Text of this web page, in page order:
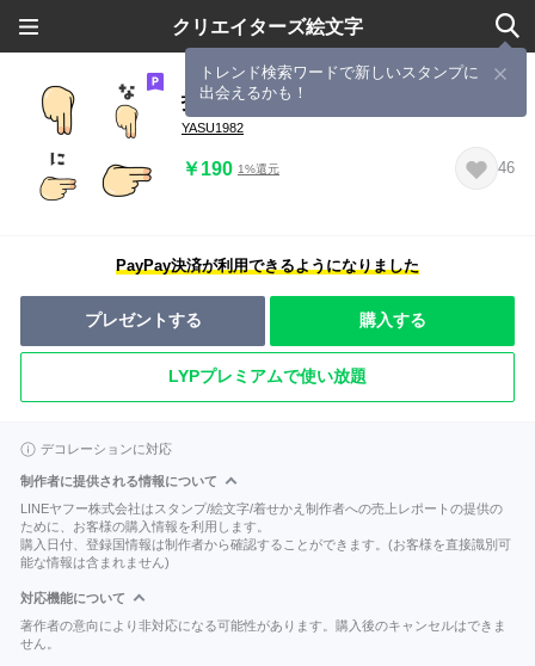
クリエイターズ絵文字
トレンド検索ワードで新しいスタンプに
出会えるかも！
指文字の絵文字（vol.2／な行〜）
YASU1982
￥190 1%還元 46
PayPay決済が利用できるようになりました
プレゼントする 購入する
LYPプレミアムで使い放題
デコレーションに対応
制作者に提供される情報について
LINEヤフー株式会社はスタンプ/絵文字/着せかえ制作者への売上レポートの提供の
ために、お客様の購入情報を利用します。
購入日付、登録国情報は制作者から確認することができます。(お客様を直接識別可
能な情報は含まれません)
対応機能について
著作者の意向により非対応になる可能性があります。購入後のキャンセルはできま
せん。